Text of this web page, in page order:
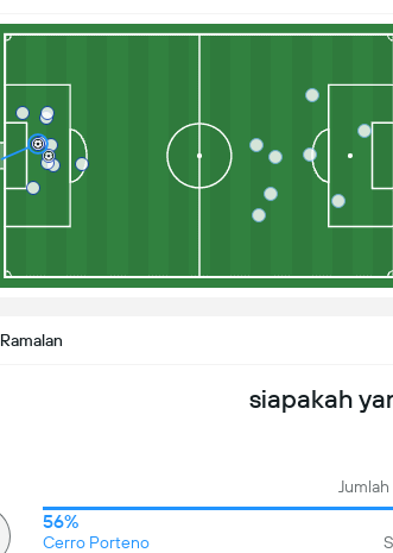
Ramalan
siapakah
56%
Cerro Porteno